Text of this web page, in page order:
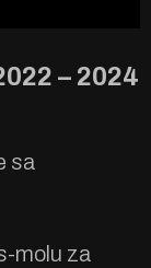
– 2024
sa
molu za